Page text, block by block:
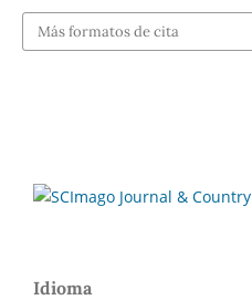
Más formatos de cita
Idioma